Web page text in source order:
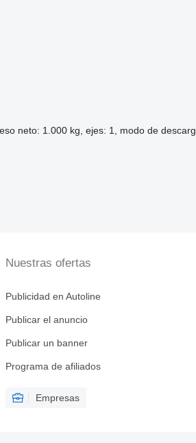
neto: 1.000 kg, ejes: 1, modo de
Nuestras ofertas
Publicidad en Autoline
Publicar el anuncio
Publicar un banner
Programa de afiliados
Empresas